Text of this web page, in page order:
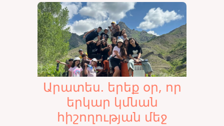
Արատես. երեք օր, որ
երկար կմնան
հիշողության մեջ